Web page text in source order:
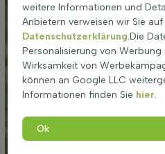
weitere Informationen und
Anbietern verweisen wir Sie auf
Datenschutzerklärung.Die
Personalisierung von
Wirksamkeit von
können an Google LLC
Informationen finden Sie hier.
Ok